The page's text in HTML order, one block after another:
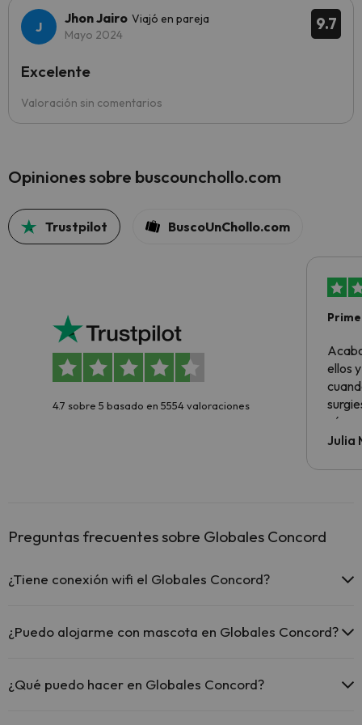
9.7
Jhon Jairo Viajó en pareja
Mayo 2024
Valoración sin comentarios
Excelente
Opiniones sobre buscounchollo.com
Trustpilot BuscoUnChollo.com
4.7 sobre 5 basado en 5554 valoraciones
ellos
todo
Julia
Preguntas frecuentes sobre Globales Concord
¿Tiene conexión wifi el Globales Concord?
El Globales Concord ofrece Wi-Fi gratuito en zonas
¿Puedo alojarme con mascota en Globales Concord?
¿Qué puedo hacer en Globales Concord?